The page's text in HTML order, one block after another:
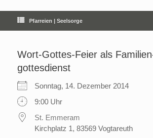
Pfarreien | Seelsorge
Wort-Gottes-Feier als
gottesdienst
Sonntag, 14. Dezember 2014
9:00 Uhr
St. Emmeram
Kirchplatz 1, 83569 Vogtareuth